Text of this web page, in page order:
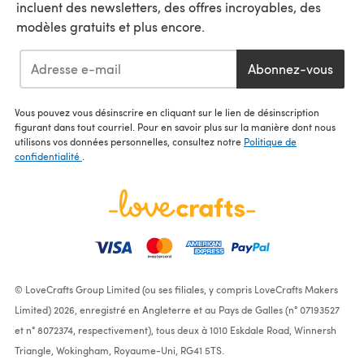
incluent des newsletters, des offres incroyables, des
modèles gratuits et plus encore.
Abonnez-vous
Vous pouvez vous désinscrire en cliquant sur le lien de désinscription
figurant dans tout courriel. Pour en savoir plus sur la manière dont nous
utilisons vos données personnelles, consultez notre Politique de
confidentialité
© LoveCrafts Group Limited (ou ses filiales, y compris LoveCrafts Makers
Limited) 2026, enregistré en Angleterre et au Pays de Galles (n° 07193527
et n° 8072374, respectivement), tous deux à 1010 Eskdale Road, Winnersh
Triangle, Wokingham, Royaume-Uni, RG41 5TS.